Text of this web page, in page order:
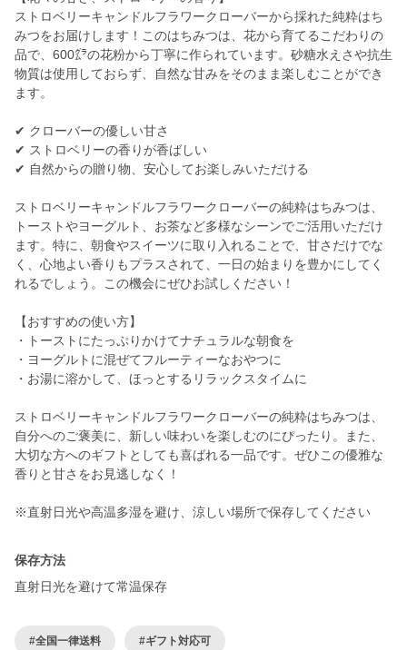
ストロベリーキャンドルフラワークローバーから採れた純粋はち
みつをお届けします！このはちみつは、花から育てるこだわりの
品で、600㌘の花粉から丁寧に作られています。砂糖水えさや抗生
物質は使用しておらず、自然な甘みをそのまま楽しむことができ
ます。
✔ クローバーの優しい甘さ
✔ ストロベリーの香りが香ばしい
✔ 自然からの贈り物、安心してお楽しみいただける
ストロベリーキャンドルフラワークローバーの純粋はちみつは、
トーストやヨーグルト、お茶など多様なシーンでご活用いただけ
ます。特に、朝食やスイーツに取り入れることで、甘さだけでな
く、心地よい香りもプラスされて、一日の始まりを豊かにしてく
れるでしょう。この機会にぜひお試しください！
【おすすめの使い方】
・トーストにたっぷりかけてナチュラルな朝食を
・ヨーグルトに混ぜてフルーティーなおやつに
・お湯に溶かして、ほっとするリラックスタイムに
ストロベリーキャンドルフラワークローバーの純粋はちみつは、
自分へのご褒美に、新しい味わいを楽しむのにぴったり。また、
大切な方へのギフトとしても喜ばれる一品です。ぜひこの優雅な
香りと甘さをお見逃しなく！
※直射日光や高温多湿を避け、涼しい場所で保存してください
保存方法
直射日光を避けて常温保存
#全国一律送料 #ギフト対応可